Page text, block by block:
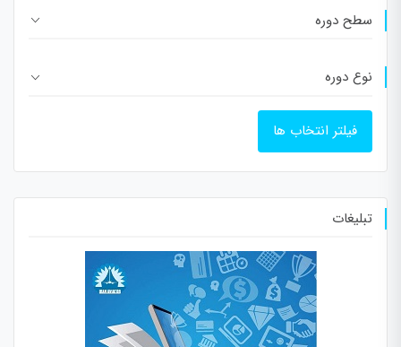
سطح دوره
نوع دوره
فیلتر انتخاب ها
تبلیغات